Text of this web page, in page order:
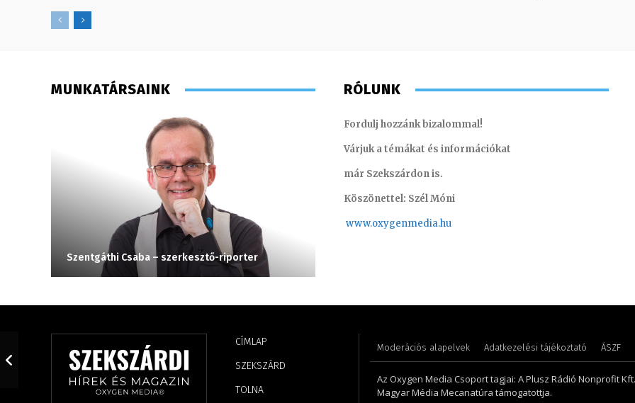
MUNKATÁRSAINK
Szentgáthi Csaba – szerkesztő-riporter
RÓLUNK
Fordulj hozzánk bizalommal!
Várjuk a témákat és információkat
már Szekszárdon is.
Köszönettel: Szél Móni
www.oxygenmedia.hu
CÍMLAP
SZEKSZÁRD
TOLNA
Moderációs alapelvek Adatkezelési tájékoztató ÁSZF
Az Oxygen Media Csoport tagjai: A Plusz Rádió Nonprofit
Magyar Média Mecanatúra támogatottja.